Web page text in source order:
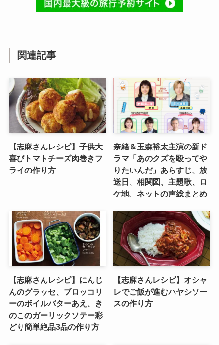
関連記事
【志麻さんレシピ】子供大
喜びトマトチーズ肉巻きフ
ライの作り方
奈緒＆玉森裕太主演の新ド
ラマ「あのクズを殴ってや
りたいんだ」あらすじ、放
送日、相関図、主題歌、ロ
ケ地、ネットの声総まとめ
【志麻さんレシピ】にんじ
んのグラッセ、ブロッコリ
ーのボイルバターあえ、き
のこのガーリックソテー彩
どり簡単絶品3品の作り方
【志麻さんレシピ】オシャ
レでご飯が進むハヤシソー
スの作り方